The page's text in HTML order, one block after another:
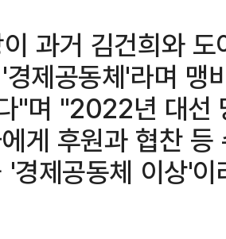
과거 김건희와
제공동체'라며 맹
"며 "2022년 대선
게 후원과 협찬
'경제공동체 이상'